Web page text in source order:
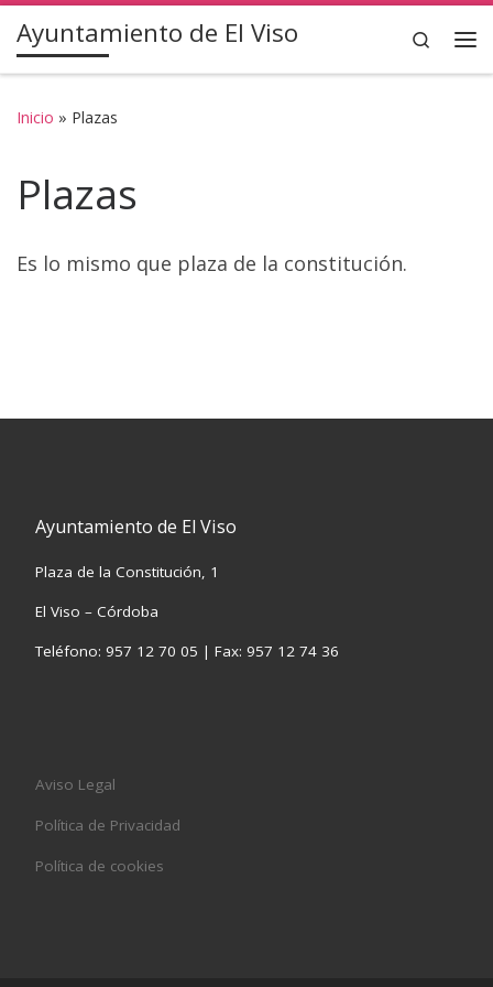
Saltar al contenido
Ayuntamiento de El Viso Search
Inicio » Plazas
Plazas
Es lo mismo que plaza de la constitución.
Ayuntamiento de El Viso
Plaza de la Constitución, 1
El Viso – Córdoba
Teléfono: 957 12 70 05 | Fax: 957 12 74 36
Aviso Legal
Política de Privacidad
Política de cookies